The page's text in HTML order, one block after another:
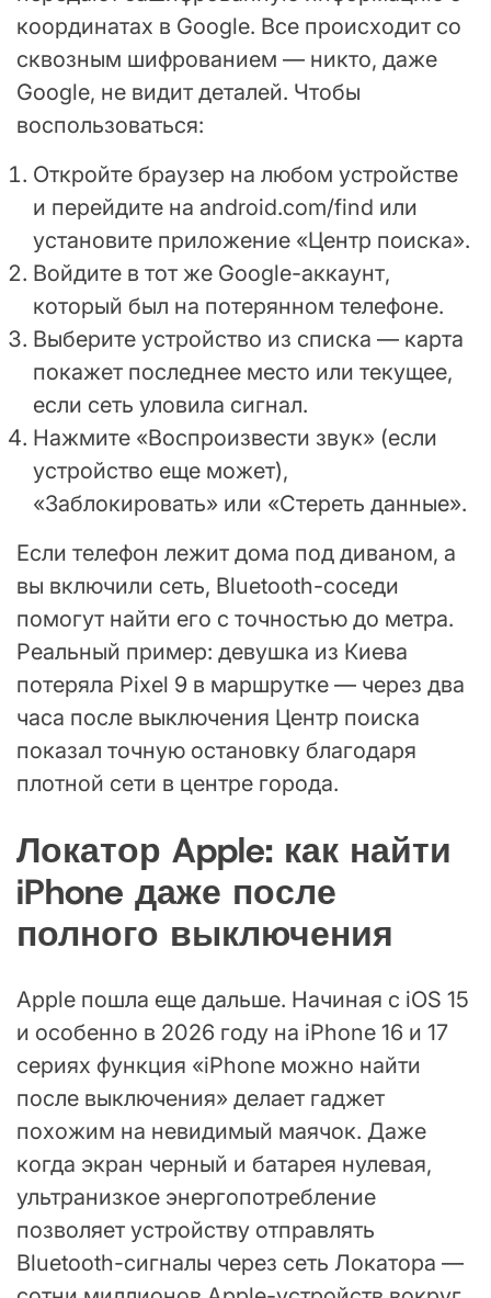
координатах в Google. Все происходит со
сквозным шифрованием — никто, даже
Google, не видит деталей. Чтобы
воспользоваться:
Откройте браузер на любом устройстве
и перейдите на android.com/find или
установите приложение «Центр поиска».
Войдите в тот же Google-аккаунт,
который был на потерянном телефоне.
Выберите устройство из списка — карта
покажет последнее место или текущее,
если сеть уловила сигнал.
Нажмите «Воспроизвести звук» (если
устройство еще может),
«Заблокировать» или «Стереть данные».
Если телефон лежит дома под диваном, а
вы включили сеть, Bluetooth-соседи
помогут найти его с точностью до метра.
Реальный пример: девушка из Киева
потеряла Pixel 9 в маршрутке — через два
часа после выключения Центр поиска
показал точную остановку благодаря
плотной сети в центре города.
Локатор Apple: как найти
iPhone даже после
полного выключения
Apple пошла еще дальше. Начиная с iOS 15
и особенно в 2026 году на iPhone 16 и 17
сериях функция «iPhone можно найти
после выключения» делает гаджет
похожим на невидимый маячок. Даже
когда экран черный и батарея нулевая,
ультранизкое энергопотребление
позволяет устройству отправлять
Bluetooth-сигналы через сеть Локатора —